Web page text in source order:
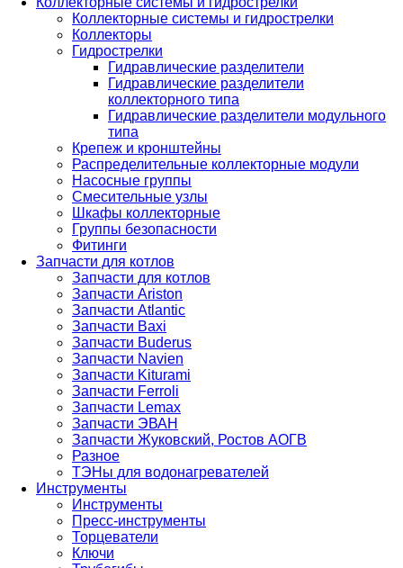
Коллекторные системы и гидрострелки
Коллекторы
Гидрострелки
Гидравлические разделители
Гидравлические разделители
коллекторного типа
Гидравлические разделители модульного
типа
Крепеж и кронштейны
Распределительные коллекторные модули
Насосные группы
Смесительные узлы
Шкафы коллекторные
Группы безопасности
Фитинги
Запчасти для котлов
Запчасти для котлов
Запчасти Ariston
Запчасти Atlantic
Запчасти Baxi
Запчасти Buderus
Запчасти Navien
Запчасти Kiturami
Запчасти Ferroli
Запчасти Lemax
Запчасти ЭВАН
Запчасти Жуковский, Ростов АОГВ
Разное
ТЭНы для водонагревателей
Инструменты
Инструменты
Пресс-инструменты
Торцеватели
Ключи